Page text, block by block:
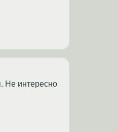
Не интересно